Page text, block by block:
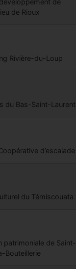
de
de Rioux
Rivière-du-Loup
du Bas-Saint-Laurent
d’escalade
du Témiscouata
patrimoniale de Saint-
Bouteillerie